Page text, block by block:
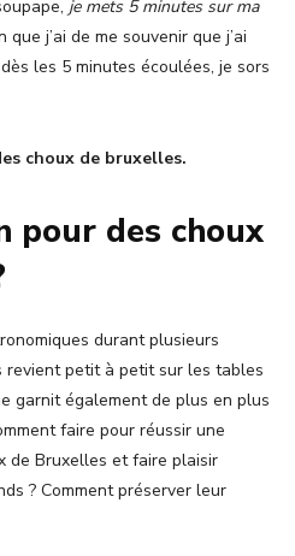
je mets 5 minutes sur ma
j’ai de me souvenir que j’ai
les 5 minutes écoulées, je sors
choux de bruxelles.
pour des choux
durant plusieurs
revient petit à petit sur les tables
garnit également de plus en plus
faire pour réussir une
de Bruxelles et faire plaisir
? Comment préserver leur